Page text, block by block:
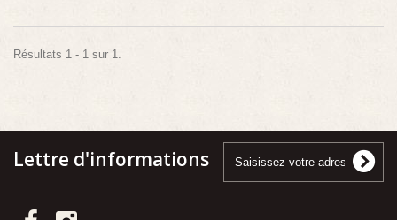
Résultats 1 - 1 sur 1.
Lettre d'informations